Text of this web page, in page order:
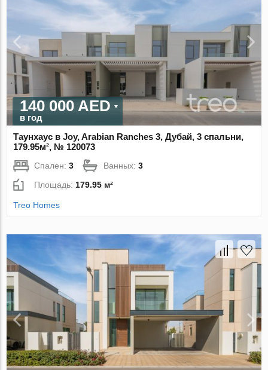
140 000 AED
в год
Таунхаус в Joy, Arabian Ranches 3, Дубай, 3 спальни,
179.95м², № 120073
Спален:3 Ванных:3
Площадь:179.95 м²
Treo Homes